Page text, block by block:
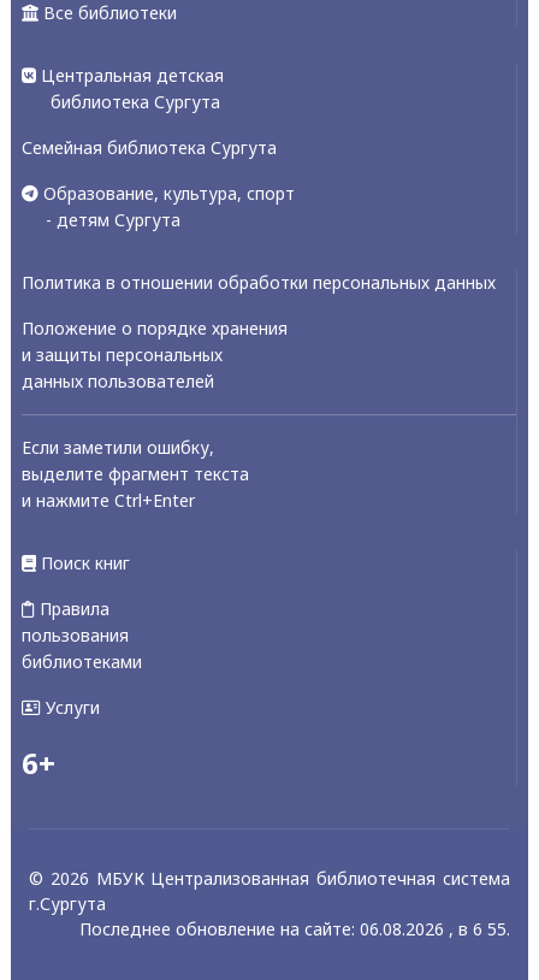
Все библиотеки
Центральная детская
библиотека Сургута
Семейная библиотека Сургута
Образование, культура, спорт
- детям Сургута
Политика в отношении обработки персональных данных
Положение о порядке хранения
и защиты персональных
данных пользователей
Если заметили ошибку,
выделите фрагмент текста
и нажмите Ctrl+Enter
Поиск книг
Правила
пользования
библиотеками
Услуги
6+
© 2026 МБУК Централизованная библиотечная система
г.Сургута
Последнее обновление на сайте: 06.08.2026 , в 6 55.